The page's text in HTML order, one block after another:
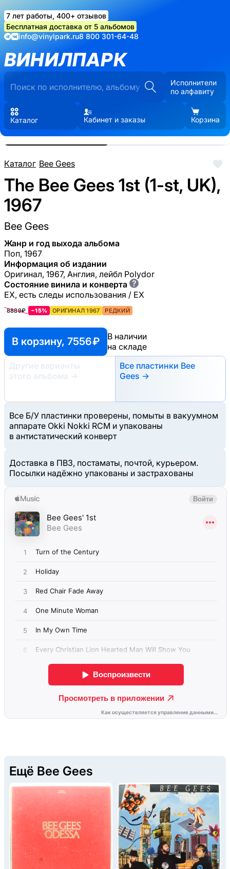
7 лет работы, 400+ отзывов
Бесплатная доставка от 5 альбомов
info@vinylpark.ru8 800 301-64-48
ВИНИЛПАРК
Исполнители
по алфавиту
Каталог Кабинет и заказы Корзина
Каталог/Bee Gees
The Bee Gees 1st (1-st, UK),
1967
Bee Gees
Жанр и год выхода альбома
Поп, 1967
Информация об издании
Оригинал, 1967, Англия, лейбл Polydor
Состояние винила и конверта ?
EX, есть следы использования / EX
8889₽ −15% ОРИГИНАЛ 1967 РЕДКИЙ
В корзину, 7556 ₽
В наличии
на складе
Другие варианты
этого альбома
→
Все пластинки Bee
Gees →
Все Б/У пластинки проверены, помыты в вакуумном
аппарате Okki Nokki RCM и упакованы
в антистатический конверт
Доставка в ПВЗ, постаматы, почтой, курьером.
Посылки надёжно упакованы и застрахованы
Реальные фото пластинки.
Нажмите, чтобы увеличить
Ещё Bee Gees